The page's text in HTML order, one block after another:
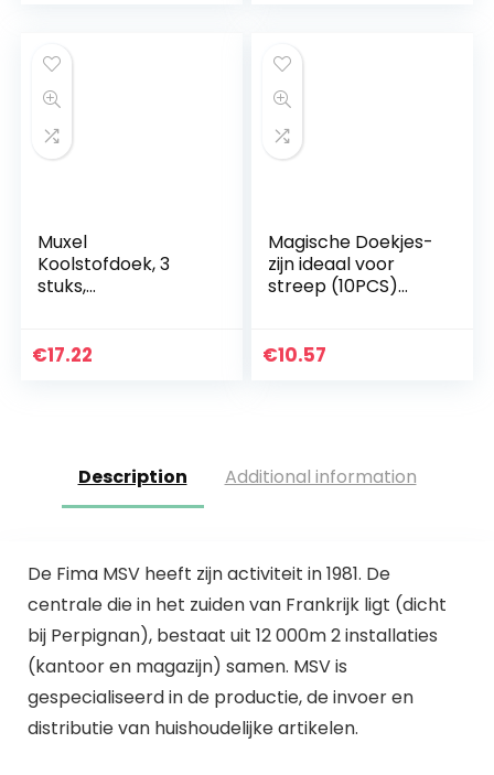
Muxel
Koolstofdoek, 3
stuks,
raamdoek,
€17.22
Magische Doekjes-
zijn ideaal voor
streep (10PCS)
€10.57
Description Additional information
De Fima MSV heeft zijn activiteit in 1981. De
centrale die in het zuiden van Frankrijk ligt (dicht
bij Perpignan), bestaat uit 12 000m 2 installaties
(kantoor en magazijn) samen. MSV is
gespecialiseerd in de productie, de invoer en
distributie van huishoudelijke artikelen.